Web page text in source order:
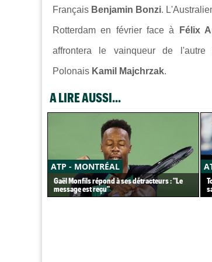
Français Benjamin Bonzi.
Rotterdam en février face à Félix
affrontera le vainqueur de
Polonais Kamil Majchrzak.
A LIRE AUSSI...
ATP - MONTRÉAL
Gaël Monfils répond à ses détracteurs : "Le
message est reçu"